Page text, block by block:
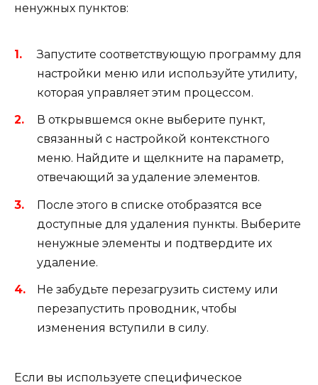
ненужных пунктов:
Запустите соответствующую программу для
настройки меню или используйте утилиту,
которая управляет этим процессом.
В открывшемся окне выберите пункт,
связанный с настройкой контекстного
меню. Найдите и щелкните на параметр,
отвечающий за удаление элементов.
После этого в списке отобразятся все
доступные для удаления пункты. Выберите
ненужные элементы и подтвердите их
удаление.
Не забудьте перезагрузить систему или
перезапустить проводник, чтобы
изменения вступили в силу.
Если вы используете специфическое